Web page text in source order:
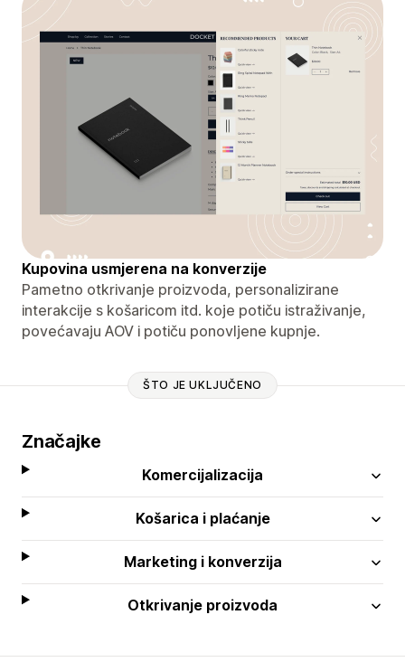
Kupovina usmjerena na konverzije
Pametno otkrivanje proizvoda, personalizirane
interakcije s košaricom itd. koje potiču istraživanje,
povećavaju AOV i potiču ponovljene kupnje.
ŠTO JE UKLJUČENO
Značajke
Komercijalizacija
Košarica i plaćanje
Marketing i konverzija
Otkrivanje proizvoda